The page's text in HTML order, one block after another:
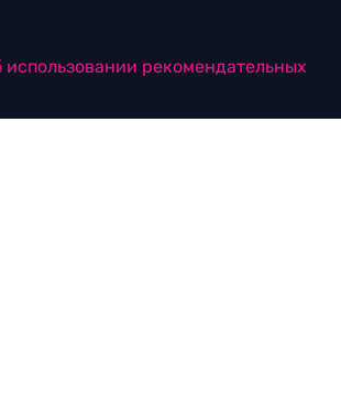
использовании рекомендательных